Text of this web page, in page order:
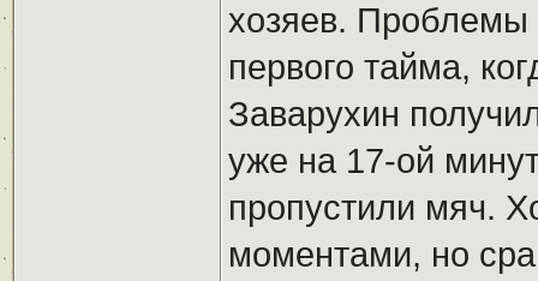
хозяев. Проблемы
первого тайма,
Заварухин
уже на 17-ой
пропустили мяч.
моментами, но